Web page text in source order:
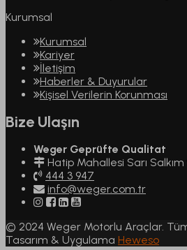
Kurumsal
Kurumsal
Kariyer
İletişim
Haberler & Duyurular
Kişisel Verilerin Korunması
Bize Ulaşın
Weger Geprüfte Qualitat
Hatip Mahallesi Sarı
444 3 947
info@weger.com.tr
© 2024 Weger Motorlu Araçlar. Tüm
Tasarım & Uygulama Heweso